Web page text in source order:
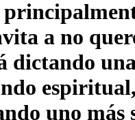
a no
dictando
uno más